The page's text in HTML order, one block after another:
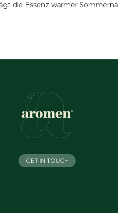
die Essenz warmer
GET IN TOUCH